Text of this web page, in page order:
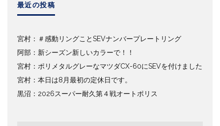
最近の投稿
宮村：＃感動リングことSEVナンバープレートリング
阿部：新シーズン新しいカラーで！！
宮村：ポリメタルグレーなマツダCX-60にSEVを付けました
宮村：本日は8月最初の定休日です。
黒沼：2026スーパー耐久第４戦オートポリス